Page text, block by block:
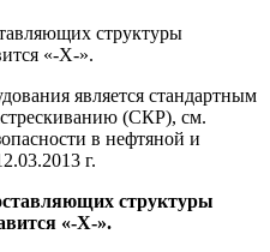
структуры
«-Х-».
является стандартным
(СКР), см.
в нефтяной и
г.
структуры
«-Х-».